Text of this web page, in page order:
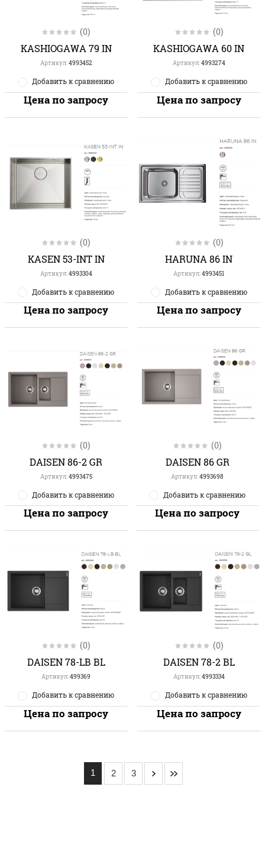
(0)
KASHIOGAWA 79 IN
Артикул:4993452
Добавить к сравнению
Цена по запросу
(0)
KASHIOGAWA 60 IN
Артикул:4993274
Добавить к сравнению
Цена по запросу
(0)
KASEN 53-INT IN
Артикул:4993304
Добавить к сравнению
Цена по запросу
(0)
HARUNA 86 IN
Артикул:4993451
Добавить к сравнению
Цена по запросу
(0)
DAISEN 86-2 GR
Артикул:4993475
Добавить к сравнению
Цена по запросу
(0)
DAISEN 86 GR
Артикул:4993698
Добавить к сравнению
Цена по запросу
(0)
DAISEN 78-LB BL
Артикул:499369
Добавить к сравнению
Цена по запросу
(0)
DAISEN 78-2 BL
Артикул:4993334
Добавить к сравнению
Цена по запросу
1 2 3